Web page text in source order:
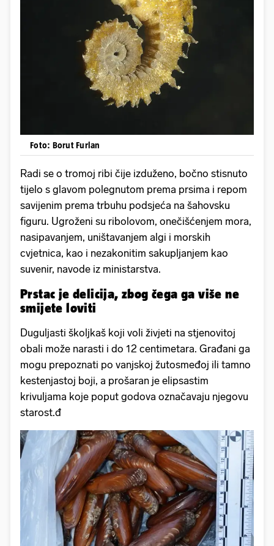
Foto: Borut Furlan
Radi se o tromoj ribi čije izduženo, bočno stisnuto
tijelo s glavom polegnutom prema prsima i repom
savijenim prema trbuhu podsjeća na šahovsku
figuru. Ugroženi su ribolovom, onečišćenjem mora,
nasipavanjem, uništavanjem algi i morskih
cvjetnica, kao i nezakonitim sakupljanjem kao
suvenir, navode iz ministarstva.
Prstac je delicija, zbog čega ga više ne
smijete loviti
Duguljasti školjkaš koji voli živjeti na stjenovitoj
obali može narasti i do 12 centimetara. Građani ga
mogu prepoznati po vanjskoj žutosmeđoj ili tamno
kestenjastoj boji, a prošaran je elipsastim
krivuljama koje poput godova označavaju njegovu
starost.đ